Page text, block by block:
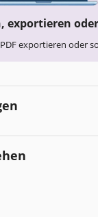
exportieren
exportieren oder